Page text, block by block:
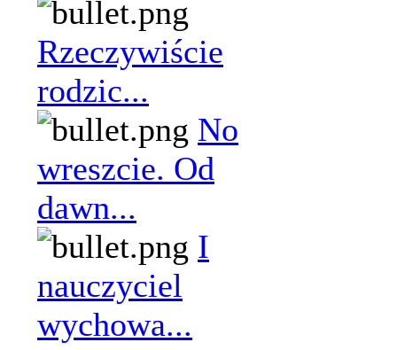
Rzeczywiście
rodzic...
No
wreszcie. Od
dawn...
I
nauczyciel
wychowa...